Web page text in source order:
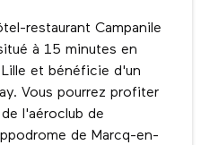
restaurant Campanile
à 15 minutes en
et bénéficie d'un
Vous pourrez profiter
l'aéroclub de
de Marcq-en-